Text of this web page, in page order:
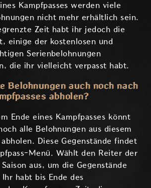
Kampfpasses werden viele
nicht mehr erhältlich sein.
Zeit habt ihr jedoch die
einige der kostenlosen und
Serienbelohnungen
die ihr vielleicht verpasst habt.
Belohnungen auch noch nach
abholen?
Ende eines Kampfpasses könnt
alle Belohnungen aus diesem
abholen. Diese Gegenstände findet
Menü. Wählt den Reiter der
aus, um die Gegenstände
habt bis Ende des